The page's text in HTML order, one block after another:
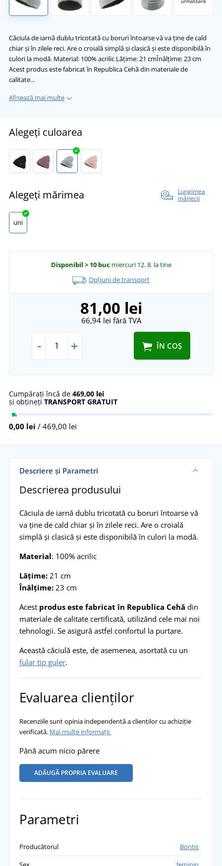
Căciula de iarnă dublu tricotată cu boruri întoarse vă va ține de cald
chiar și în zilele reci. Are o croială simplă și clasică și este disponibilă în
culori la modă. Material: 100% acrilic Lățime: 21 cmÎnălțime: 23 cm
Acest produs este fabricat în Republica Cehă din materiale de
calitate…
Afișează mai multe
Alegeți culoarea
Alegeți mărimea
Lungimea
mânecii
uni
Disponibil > 10 buc miercuri 12. 8. la tine
Opțiuni de transport
81,00 lei
66,94 lei fără TVA
- + ÎN COȘ
Cumpărați încă de 469,00 lei
și obțineți TRANSPORT GRATUIT
0,00 lei / 469,00 lei
Descriere și Parametri
Descrierea produsului
Căciula de iarnă dublu tricotată cu boruri întoarse vă
va ține de cald chiar și în zilele reci. Are o croială
simplă și clasică și este disponibilă în culori la modă.
Material: 100% acrilic
Lățime:21 cm
Înălțime:23 cm
Acest produs este fabricat în Republica Cehă din
materiale de calitate certificată, utilizând cele mai noi
tehnologii. Se asigură astfel confortul la purtare.
Această căciulă este, de asemenea, asortată cu un
fular tip guler.
Evaluarea clienților
Recenziile sunt opinia independentă a clienților cu achiziție
verificată. Mai multe informații.
Până acum nicio părere
ADĂUGĂ PROPRIA EVALUARE
Parametri
Producătorul
Bontis